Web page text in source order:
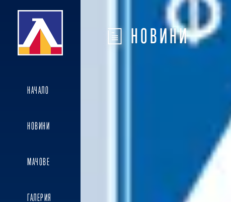
НАЧАЛО
НОВИНИ
МАЧОВЕ
ГАЛЕРИЯ
НОВИНИ